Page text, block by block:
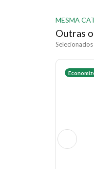
MESMA
Outras